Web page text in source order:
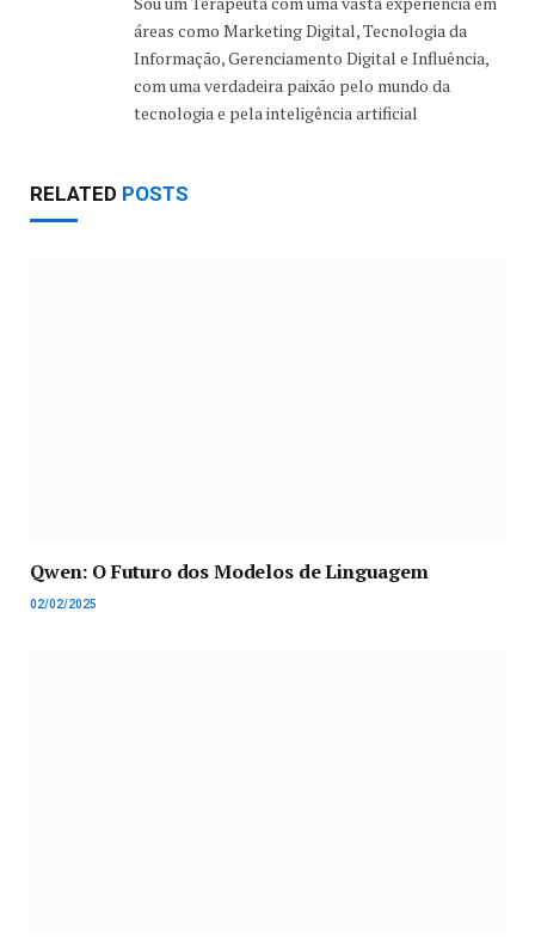
áreas como Marketing Digital, Tecnologia da
Informação, Gerenciamento Digital e Influência,
com uma verdadeira paixão pelo mundo da
tecnologia e pela inteligência artificial
RELATED POSTS
Qwen: O Futuro dos Modelos de Linguagem
02/02/2025